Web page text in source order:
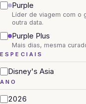
Purple
Líder de viagem com o
outra data.
Purple Plus
Mais dias, mesma
ESPECIAIS
Disney's Asia
ANO
2026